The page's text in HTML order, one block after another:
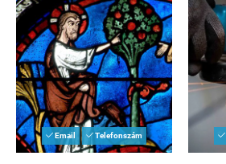
Email Telefonszám